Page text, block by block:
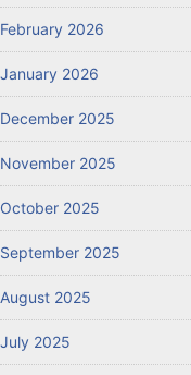
February 2026
January 2026
December 2025
November 2025
October 2025
September 2025
August 2025
July 2025